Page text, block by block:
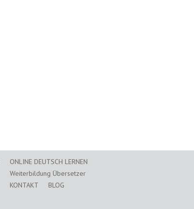
ONLINE DEUTSCH LERNEN
Weiterbildung Übersetzer
KONTAKT
BLOG